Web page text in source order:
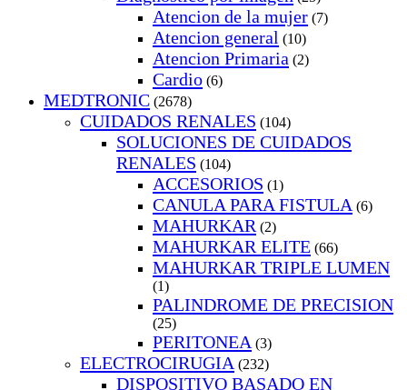
Atencion de la mujer (7)
Atencion general (10)
Atencion Primaria (2)
Cardio (6)
MEDTRONIC (2678)
CUIDADOS RENALES (104)
SOLUCIONES DE CUIDADOS
RENALES (104)
ACCESORIOS (1)
CANULA PARA FISTULA (6)
MAHURKAR (2)
MAHURKAR ELITE (66)
MAHURKAR TRIPLE LUMEN
(1)
PALINDROME DE PRECISION
(25)
PERITONEA (3)
ELECTROCIRUGIA (232)
DISPOSITIVO BASADO EN